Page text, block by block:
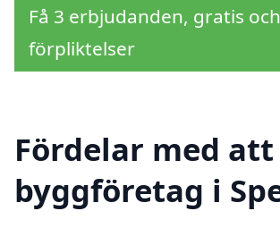
Få 3 erbjudanden, gratis
förpliktelser
Fördelar med
byggföretag i